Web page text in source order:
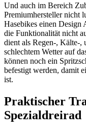
Und auch im Bereich
Premiumhersteller nicht
Hasebikes einen Design
die Funktionalität nicht
dient als Regen-, Kälte-,
schlechtem Wetter auf
können noch ein
befestigt werden, damit
ist.
Praktischer
Spezialdreirad